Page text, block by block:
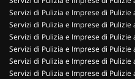
Servizi di Pulizia e Imprese di Pulizie
Servizi di Pulizia e Imprese di Pulizie
Servizi di Pulizia e Imprese di Pulizie
Servizi di Pulizia e Imprese di Pulizie
Servizi di Pulizia e Imprese di Pulizie
Servizi di Pulizia e Imprese di Pulizie